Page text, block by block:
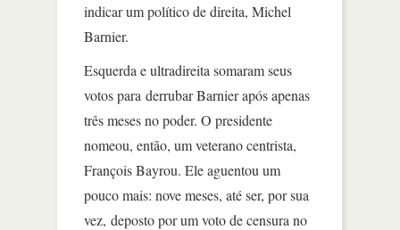
indicar um político de direita, Michel
Barnier.
Esquerda e ultradireita somaram seus
votos para derrubar Barnier após apenas
três meses no poder. O presidente
nomeou, então, um veterano centrista,
François Bayrou. Ele aguentou um
pouco mais: nove meses, até ser, por sua
vez, deposto por um voto de censura no